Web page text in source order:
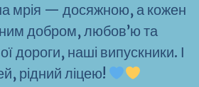
мрія — досяжною, а кожен
добром, любов’ю та
дороги, наші випускники. І
рідний ліцею!